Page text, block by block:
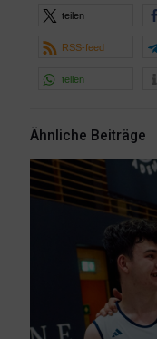
teilen
RSS-feed
teilen
Ähnliche Beiträge